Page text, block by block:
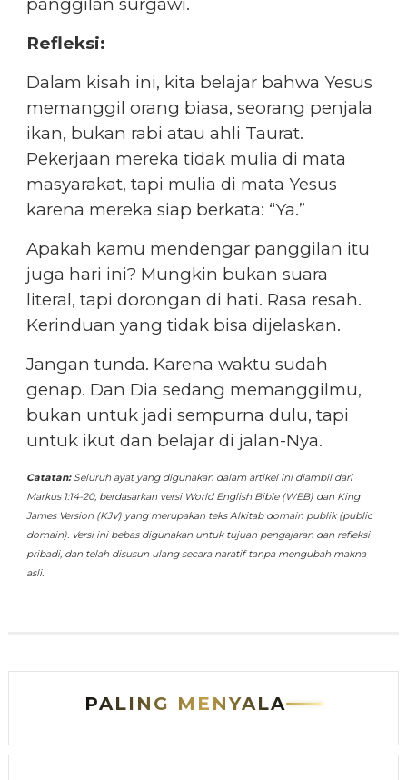
panggilan surgawi.
Refleksi:
Dalam kisah ini, kita belajar bahwa Yesus
memanggil orang biasa, seorang penjala
ikan, bukan rabi atau ahli Taurat.
Pekerjaan mereka tidak mulia di mata
masyarakat, tapi mulia di mata Yesus
karena mereka siap berkata: “Ya.”
Apakah kamu mendengar panggilan itu
juga hari ini? Mungkin bukan suara
literal, tapi dorongan di hati. Rasa resah.
Kerinduan yang tidak bisa dijelaskan.
Jangan tunda. Karena waktu sudah
genap. Dan Dia sedang memanggilmu,
bukan untuk jadi sempurna dulu, tapi
untuk ikut dan belajar di jalan-Nya.
Catatan:Seluruh ayat yang digunakan dalam artikel ini diambil dari
Markus 1:14-20, berdasarkan versi World English Bible (WEB) dan King
James Version (KJV) yang merupakan teks Alkitab domain publik (public
domain). Versi ini bebas digunakan untuk tujuan pengajaran dan refleksi
pribadi, dan telah disusun ulang secara naratif tanpa mengubah makna
asli.
PALING MENYALA